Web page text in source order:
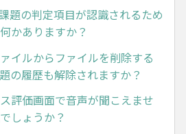
題の判定項目が認識されるため
かありますか？
イルからファイルを削除する
の履歴も解除されますか？
評価画面で音声が聞こえませ
しょうか？